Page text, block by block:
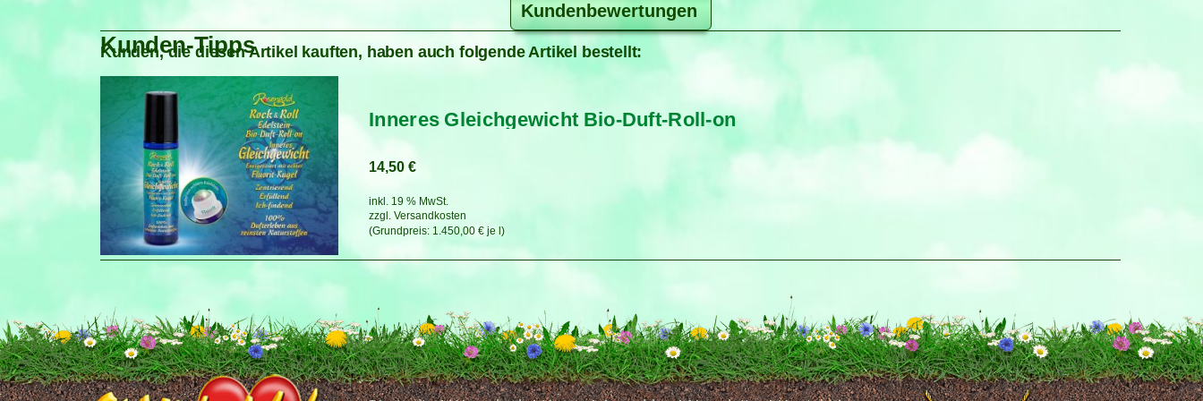
Kundenbewertungen
Kunden-Tipps
Kunden, die diesen Artikel kauften, haben auch folgende Artikel bestellt:
Inneres Gleichgewicht Bio-Duft-Roll-on
14,50 €
1.450,00 € je
inkl. 19 % MwSt.
zzgl. Versandkosten